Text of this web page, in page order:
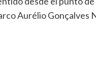
Aurélio Gonçalves